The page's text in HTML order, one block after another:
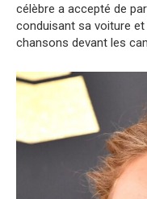
célèbre a accepté de
conduisant sa voiture
chansons devant les